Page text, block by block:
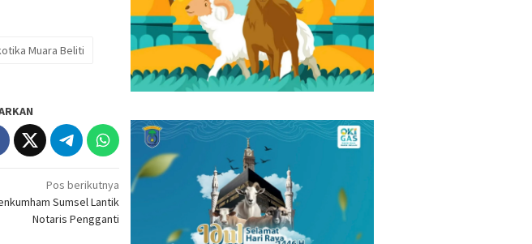
Muara Beliti
Pos berikutnya
Sumsel Lantik
Notaris Pengganti